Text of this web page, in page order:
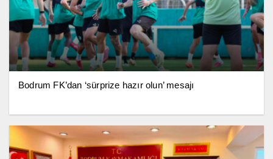
Bodrum FK’dan ‘sürprize hazır olun’ mesajı